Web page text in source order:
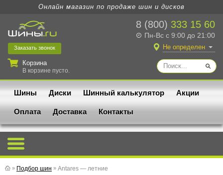
Онлайн магазин по продаже шин и дисков
8 (800) 333 15 60
Пн-Вс с 9:00 до 21:00
Заказать звонок
Корзина
В корзине пусто.
Не определен
Шины Диски Шинный калькулятор Акции
Оплата Доставка Контакты
» Подбор шин » Antares — летние